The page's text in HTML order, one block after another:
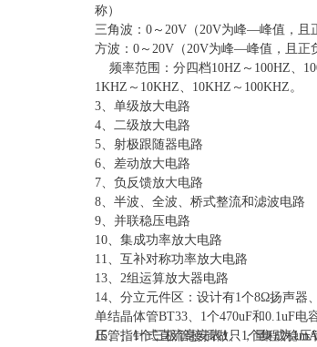
称）
三角波：0～20V（20V为峰—峰值，且
方波：0～20V（20V为峰—峰值，且正
频率范围：分四档10HZ～100HZ、
1KHZ～10KHZ、10KHZ～100KHZ。
3、单级放大电路
4、二级放大电路
5、射极跟随器电路
6、差动放大电路
7、负反馈放大电路
8、半波、全波、桥式整流和滤波电路
9、并联稳压电路
10、集成功率放大电路
11、互补对称功率放大电路
13、2组运算放大器电路
14、分立元件区：设计有1个8Ω扬声器
单结晶体管BT33、1个470uF和0.1uF电
压管、1个三极管接插做、1个集成稳压
15、指针式直流毫安表1只，量程为